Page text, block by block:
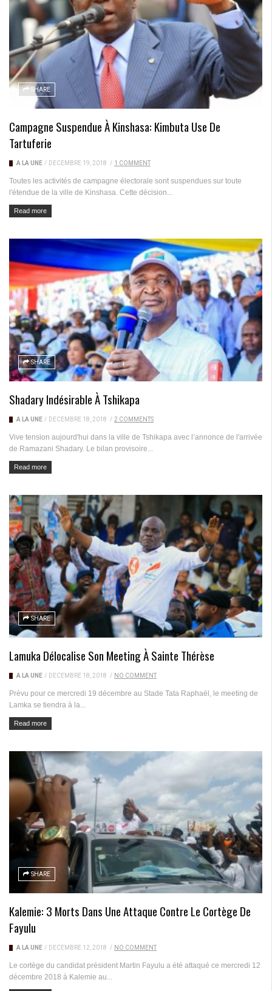
SHARE
Campagne Suspendue À Kinshasa: Kimbuta Use De
Tartuferie
A LA UNE / DÉCEMBRE 19, 2018 / 1 COMMENT
Toutes les activités de campagne électorale sont suspendues sur toute
l'étendue de la ville de Kinshasa. Cette décision...
Read more
SHARE
Shadary Indésirable À Tshikapa
A LA UNE / DÉCEMBRE 18, 2018 / 2 COMMENTS
Vive tension aujourd'hui dans la ville de Tshikapa avec l’annonce de l'arrivée
de Ramazani Shadary. Le bilan provisoire...
Read more
SHARE
Lamuka Délocalise Son Meeting À Sainte Thérèse
A LA UNE / DÉCEMBRE 18, 2018 / NO COMMENT
Prévu pour ce mercredi 19 décembre au Stade Tata Raphaël, le meeting de
Lamka se tiendra à la...
Read more
SHARE
Kalemie: 3 Morts Dans Une Attaque Contre Le Cortège De
Fayulu
A LA UNE / DÉCEMBRE 12, 2018 / NO COMMENT
Le cortège du candidat président Martin Fayulu a été attaqué ce mercredi 12
décembre 2018 à Kalemie au...